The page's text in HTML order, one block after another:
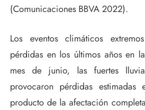
(Comunicaciones BBVA 2022).
Los eventos climáticos
pérdidas en los últimos años en
mes de junio, las fuertes
provocaron pérdidas estimadas
producto de la afectación